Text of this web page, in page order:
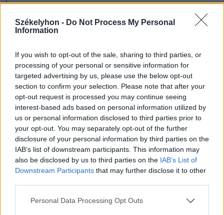
Székelyhon - Do Not Process My Personal
Information
If you wish to opt-out of the sale, sharing to third parties, or
processing of your personal or sensitive information for
targeted advertising by us, please use the below opt-out
section to confirm your selection. Please note that after your
opt-out request is processed you may continue seeing
interest-based ads based on personal information utilized by
us or personal information disclosed to third parties prior to
your opt-out. You may separately opt-out of the further
disclosure of your personal information by third parties on the
IAB’s list of downstream participants. This information may
also be disclosed by us to third parties on the IAB’s List of
Downstream Participants that may further disclose it to other
Personal Data Processing Opt Outs
Egy evőkanál szárítmányt forrázunk le
három deci vízzel, lefedve hagyjuk ázni 7-8
bodzavirág és citromfű, egymás hatásait
kiegészítik és mivel kis mennyiségben
javasolt használni, mindenképp érdemes
keverni. Összetéveszthető a szártalan
kankalinnal, amit vadonban előforduló
ritkasága miatt kíméljünk. Neve is utal rá,
virágai a talajhoz közel nevelkednek, és
egy száron egyetlen virágot hoz a tavaszi
kankalin tömeges lecsüngő virágaival
szemben.